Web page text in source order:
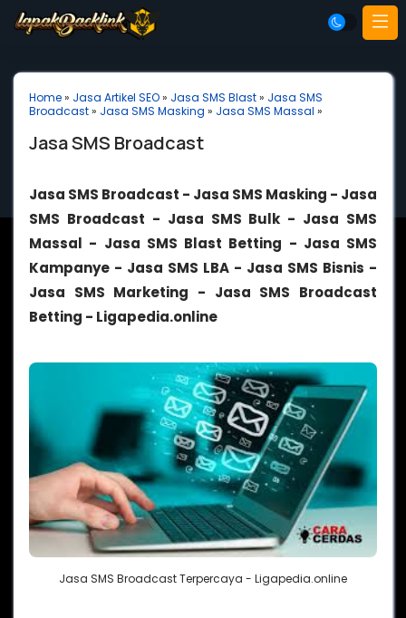
Home» Jasa Artikel SEO» Jasa SMS Blast» Jasa SMS
Broadcast» Jasa SMS Masking » Jasa SMS Massal »
Jasa SMS Broadcast
Jasa SMS Broadcast - Jasa SMS Masking - Jasa
SMS Broadcast - Jasa SMS Bulk - Jasa SMS
Massal - Jasa SMS Blast Betting - Jasa SMS
Kampanye - Jasa SMS LBA - Jasa SMS Bisnis -
Jasa SMS Marketing - Jasa SMS Broadcast
Betting - Ligapedia.online
Jasa SMS Broadcast Terpercaya - Ligapedia.online